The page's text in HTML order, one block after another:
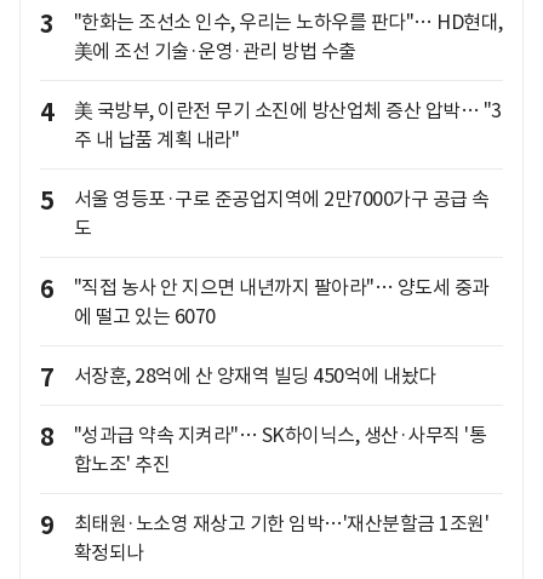
3
"한화는 조선소 인수, 우리는 노하우를 판다"… HD현대,
美에 조선 기술·운영·관리 방법 수출
4
美 국방부, 이란전 무기 소진에 방산업체 증산 압박… "3
주 내 납품 계획 내라"
5
서울 영등포·구로 준공업지역에 2만7000가구 공급 속
도
6
"직접 농사 안 지으면 내년까지 팔아라"… 양도세 중과
에 떨고 있는 6070
7 서장훈, 28억에 산 양재역 빌딩 450억에 내놨다
8
"성과급 약속 지켜라"… SK하이닉스, 생산·사무직 '통
합노조' 추진
9
최태원·노소영 재상고 기한 임박…'재산분할금 1조원'
확정되나